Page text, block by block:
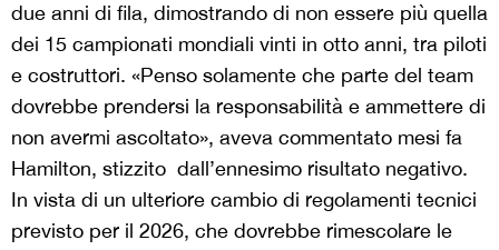
due anni di fila, dimostrando di non essere più quella
dei 15 campionati mondiali vinti in otto anni, tra piloti
e costruttori. «Penso solamente che parte del team
dovrebbe prendersi la responsabilità e ammettere di
non avermi ascoltato», aveva commentato mesi fa
Hamilton, stizzito dall’ennesimo risultato negativo.
In vista di un ulteriore cambio di regolamenti tecnici
previsto per il 2026, che dovrebbe rimescolare le